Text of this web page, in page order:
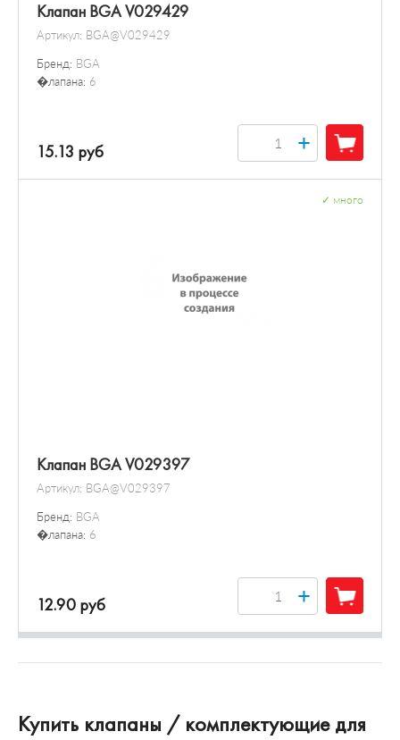
Клапан BGA V029429
Артикул: BGA@V029429
Бренд: BGA
�лапана: 6
15.13 руб +
Клапан BGA V029397
Артикул: BGA@V029397
Бренд: BGA
�лапана: 6
много
12.90 руб +
Купить клапаны / комплектующие для